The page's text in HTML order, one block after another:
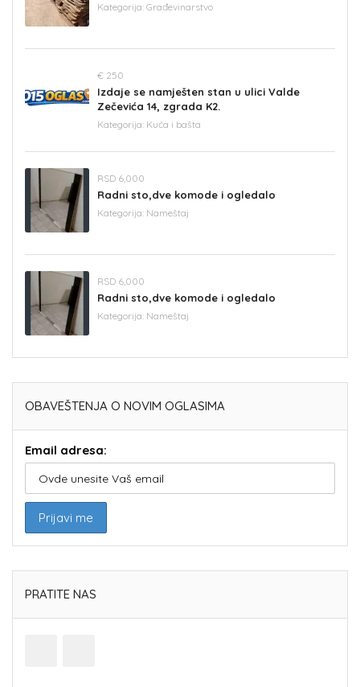
Kategorija: Građevinarstvo
€ 250
Izdaje se namješten stan u ulici Valde
Zečevića 14, zgrada K2.
Kategorija: Kuća i bašta
RSD 6,000
Radni sto,dve komode i ogledalo
Kategorija: Nameštaj
RSD 6,000
Radni sto,dve komode i ogledalo
Kategorija: Nameštaj
OBAVEŠTENJA O NOVIM OGLASIMA
Email adresa:
PRATITE NAS